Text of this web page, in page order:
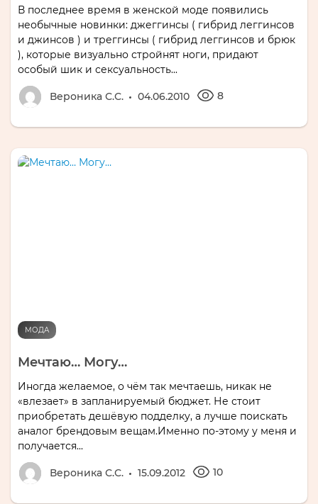
В последнее время в женской моде появились
необычные новинки: джеггинсы ( гибрид леггинсов
и джинсов ) и треггинсы ( гибрид леггинсов и брюк
), которые визуально стройнят ноги, придают
особый шик и сексуальность...
Вероника С.С. 04.06.2010 8
МОДА
Мечтаю… Могу…
Иногда желаемое, о чём так мечтаешь, никак не
«влезает» в запланируемый бюджет. Не стоит
приобретать дешёвую подделку, а лучше поискать
аналог брендовым вещам.Именно по-этому у меня и
получается...
Вероника С.С. 15.09.2012 10